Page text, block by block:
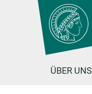
Hauptinhalt
ÜBER UNS